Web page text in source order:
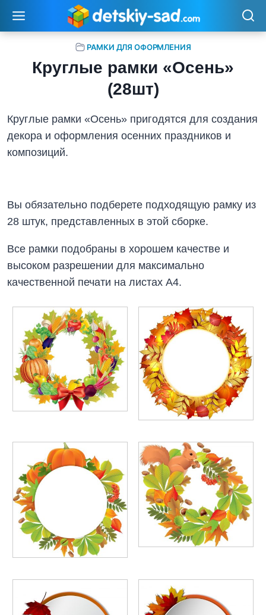
РАМКИ ДЛЯ ОФОРМЛЕНИЯ
Круглые рамки «Осень»
(28шт)
Круглые рамки «Осень» пригодятся для создания
декора и оформления осенних праздников и
композиций.
Вы обязательно подберете подходящую рамку из
28 штук, представленных в этой сборке.
Все рамки подобраны в хорошем качестве и
высоком разрешении для максимально
качественной печати на листах А4.